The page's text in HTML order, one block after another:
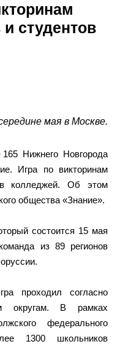
студентов
мая в Москве.
Нижнего Новгорода
Игра по викторинам
колледжей. Об этом
общества «Знание».
состоится 15 мая
из 89 регионов
проходил согласно
округам. В рамках
федерального
1300 школьников